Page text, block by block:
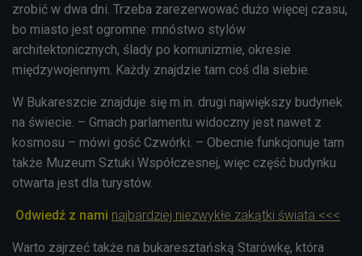
zrobić w dwa dni. Trzeba zarezerwować dużo więcej czasu,
bo miasto jest ogromne: mnóstwo stylów
architektonicznych, ślady po komunizmie, okresie
międzywojennym. Każdy znajdzie tam coś dla siebie.
W Bukareszcie znajduje się m.in. drugi największy budynek
na świecie. – Gmach parlamentu widoczny jest nawet z
kosmosu – mówi gość Czwórki. – Obecnie funkcjonuje tam
także Muzeum Sztuki Współczesnej, więc część budynku
otwarta jest dla turystów.
Odwiedź z nami najbardziej niezwykłe zakątki świata <<<
Warto zajrzeć także na bukaresztańską Starówkę, która